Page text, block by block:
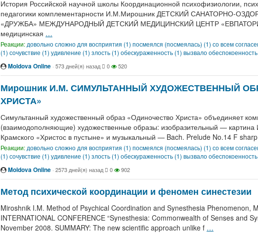
История Российской научной школы Координационной психофизиологии,
педагогики комплементарности И.М.Мирошник ДЕТСКИЙ САНАТОРНО-
«ДРУЖБА» МЕЖДУНАРОДНЫЙ ДЕТСКИЙ МЕДИЦИНСКИЙ ЦЕНТР
медицинская …
Реакции: довольно сложно для восприятия (1) посмеялся (посмеялась) (1) со всем
(1) сочувствие (1) удивление (1) злость (1) обескураженность (1) вызвало
Moldova Online · 573 дней(я) назад 0 520
Мирошник И.М. СИМУЛЬТАННЫЙ ХУДОЖЕСТВЕННЫЙ
ХРИСТА»
Симультанный художественный образ «Одиночество Христа» объединяет
(взаимодополняющие) художественные образы: изобразительный — картина
Крамского «Христос в пустыне» и музыкальный — Bach. Prelude No.14 F
Реакции: довольно сложно для восприятия (1) посмеялся (посмеялась) (1) со всем
(1) сочувствие (1) удивление (1) злость (1) обескураженность (1) вызвало
Moldova Online · 2573 дней(я) назад 0 902
Метод психической координации и феномен синестезии
Miroshnik I.M. Method of Psychical Coordination and Synesthesia Phenomenon,
INTERNATIONAL CONFERENCE “Synesthesia: Commonwealth of Senses and
November 2008. SUMMARY: The new scientific approach unlike f …